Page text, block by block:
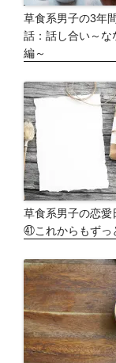
草食系男子の3年
話：話し合い～な
編～
草食系男子の恋愛
㊶これからもずっ